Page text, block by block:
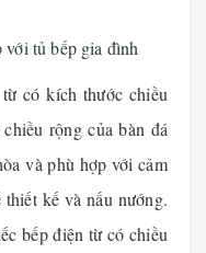
với tủ bếp gia đình
có kích thước chiều
rộng của bàn đá
và phù hợp với cảm
kế và nấu nướng.
bếp điện từ có chiều